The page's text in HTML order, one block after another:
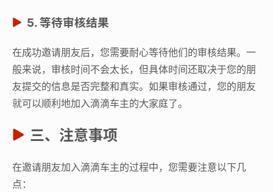
5. 等待审核结果
在成功邀请朋友后，您需要耐心等待他们的审核结果。一
般来说，审核时间不会太长，但具体时间还取决于您的朋
友提交的信息是否完整和真实。如果审核通过，您的朋友
就可以顺利地加入滴滴车主的大家庭了。
三、注意事项
在邀请朋友加入滴滴车主的过程中，您需要注意以下几
点：